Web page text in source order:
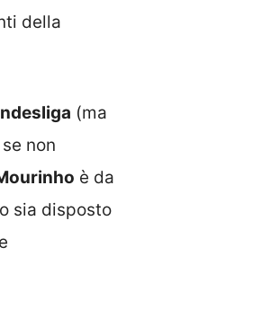
della
(ma
non
è da
sia disposto